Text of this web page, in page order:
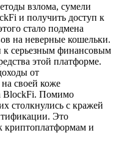
взлома, сумели
и получить доступ к
стало подмена
на неверные кошельки.
к серьезным финансовым
этой платформе.
от
своей коже
BlockFi. Помимо
столкнулись с кражей
Это
криптоплатформам и